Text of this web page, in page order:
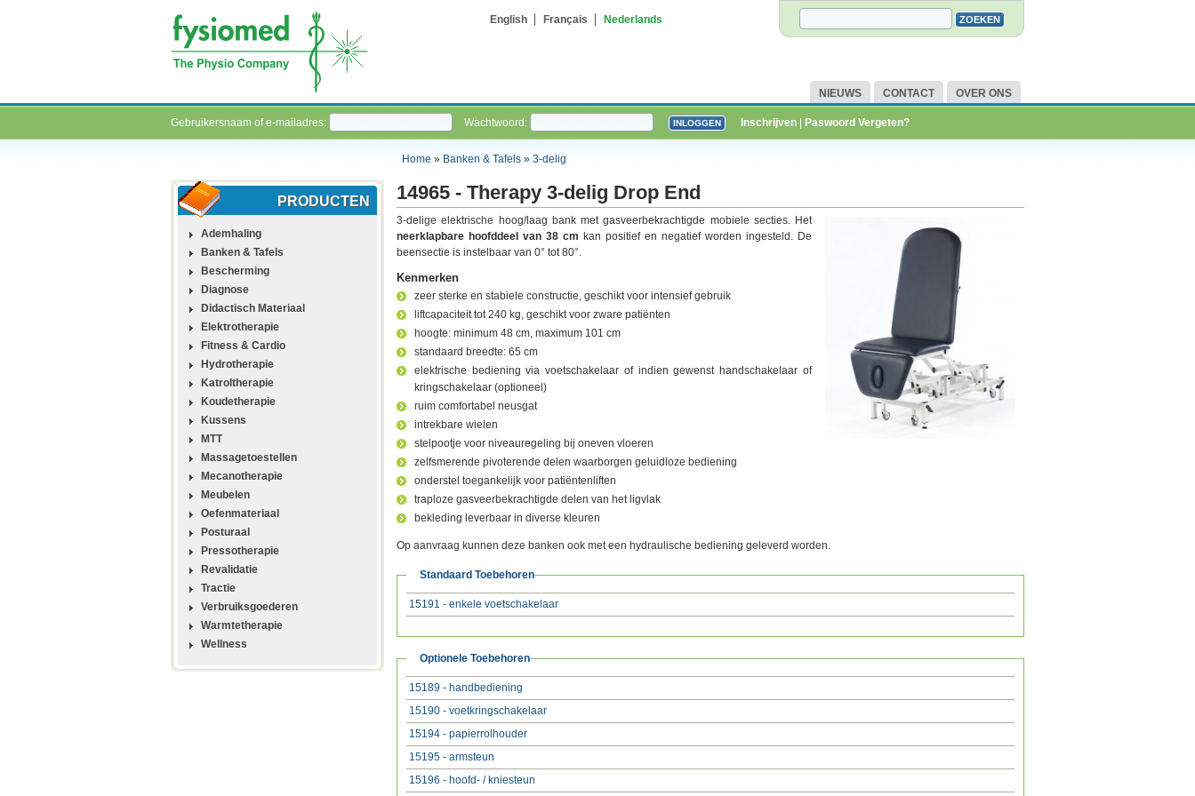
English Français Nederlands
NIEUWS CONTACT OVER ONS
Gebruikersnaam of e-mailadres: Wachtwoord: Inschrijven Paswoord Vergeten?
Home» Banken & Tafels» 3-delig
PRODUCTEN
Ademhaling
Banken & Tafels
Bescherming
Diagnose
Didactisch Materiaal
Elektrotherapie
Fitness & Cardio
Hydrotherapie
Katroltherapie
Koudetherapie
Kussens
MTT
Massagetoestellen
Mecanotherapie
Meubelen
Oefenmateriaal
Posturaal
Pressotherapie
Revalidatie
Tractie
Verbruiksgoederen
Warmtetherapie
Wellness
14965 - Therapy 3-delig Drop End
3-delige elektrische hoog/laag bank met gasveerbekrachtigde mobiele secties. Het
neerklapbare hoofddeel van 38 cm kan positief en negatief worden ingesteld. De
beensectie is instelbaar van 0° tot 80°.
Kenmerken
zeer sterke en stabiele constructie, geschikt voor intensief gebruik
liftcapaciteit tot 240 kg, geschikt voor zware patiënten
hoogte: minimum 48 cm, maximum 101 cm
standaard breedte: 65 cm
elektrische bediening via voetschakelaar of indien gewenst handschakelaar of
kringschakelaar (optioneel)
ruim comfortabel neusgat
intrekbare wielen
stelpootje voor niveauregeling bij oneven vloeren
zelfsmerende pivoterende delen waarborgen geluidloze bediening
onderstel toegankelijk voor patiëntenliften
traploze gasveerbekrachtigde delen van het ligvlak
bekleding leverbaar in diverse kleuren
Op aanvraag kunnen deze banken ook met een hydraulische bediening geleverd worden.
Standaard Toebehoren
15191 - enkele voetschakelaar
Optionele Toebehoren
15189 - handbediening
15190 - voetkringschakelaar
15194 - papierrolhouder
15195 - armsteun
15196 - hoofd- / kniesteun